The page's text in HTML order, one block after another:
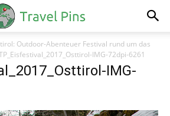
Outdoor-Abenteuer Festival rund um das
IMG-72dpi-6261
IMG-